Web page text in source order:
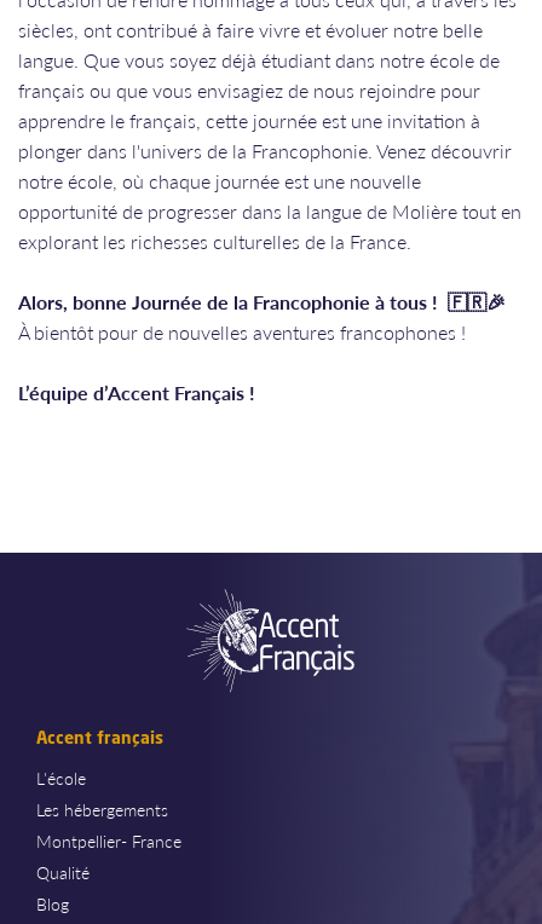
siècles, ont contribué à faire vivre et évoluer notre belle
langue. Que vous soyez déjà étudiant dans notre école de
français ou que vous envisagiez de nous rejoindre pour
apprendre le français, cette journée est une invitation à
plonger dans l'univers de la Francophonie. Venez découvrir
notre école, où chaque journée est une nouvelle
opportunité de progresser dans la langue de Molière tout en
explorant les richesses culturelles de la France.
Alors, bonne Journée de la Francophonie à tous ! 🇫🇷🎉
À bientôt pour de nouvelles aventures francophones !
L’équipe d’Accent Français !
Accent français
L'école
Les hébergements
Montpellier- France
Qualité
Blog